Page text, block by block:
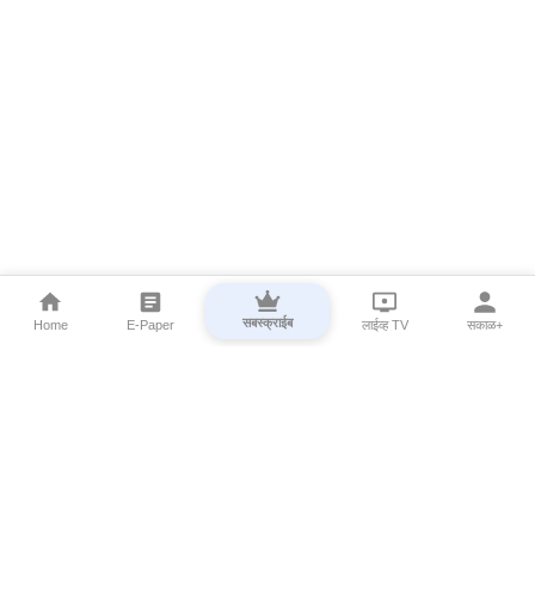
Home E-Paper सबस्क्राईब लाईव्ह TV सकाळ+